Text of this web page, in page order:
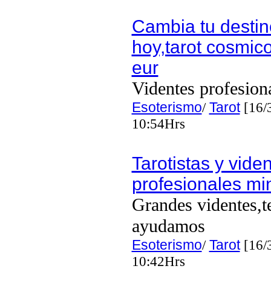
Cambia tu
hoy,tarot
eur
Videntes
Esoterismo/Tarot[16/
10:54Hrs
Tarotistas y
profesionales
Grandes
ayudamos
Esoterismo/Tarot[16/
10:42Hrs